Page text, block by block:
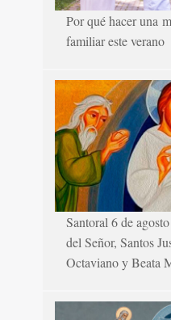
Por qué hacer una
familiar este verano
Santoral 6 de
del Señor, Santos
Octaviano y Beata